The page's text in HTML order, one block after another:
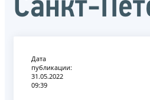
Санкт-
Дата
публикации:
31.05.2022
09:39